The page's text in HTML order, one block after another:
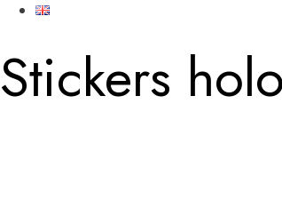
Stickers